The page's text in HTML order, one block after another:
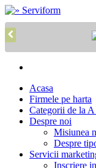
Acasa
Firmele pe harta
Categorii de la
Despre noi
Misiunea
Despre
Servicii
Inscriere